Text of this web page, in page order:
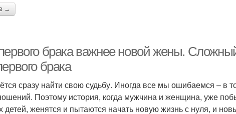
→
брака важнее новой жены.
брака
сразу найти свою судьбу. Иногда все мы ошибаемся – в
Поэтому история, когда мужчина и женщина, уже
детей, женятся и пытаются начать новую жизнь с нуля, и